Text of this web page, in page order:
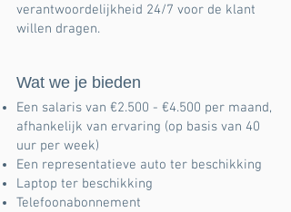
verantwoordelijkheid 24/7 voor de klant
willen dragen.
Wat we je bieden
Een salaris van €2.500 - €4.500 per maand,
afhankelijk van ervaring (op basis van 40
uur per week)
Een representatieve auto ter beschikking
Laptop ter beschikking
Telefoonabonnement